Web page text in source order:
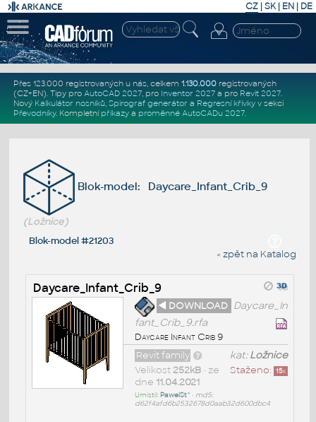
CZ | SK| EN | DE
Přes 123.000 registrovaných u nás, celkem 1.130.000registrovaných
(CZ+EN). Tipy pro AutoCAD 2027, pro Inventor 2027a pro Revit 2027.
Nový Kalkulátor nosníků, Spirograf generátor a Regresní křivkyv sekci
Převodníky. Kompletní příkazya proměnné AutoCADu 2027.
Blok-model: Daycare_Infant_Crib_9
(Ložnice)
Blok-model #21203
« zpět na Katalog
Daycare_Infant_Crib_9
◄ DOWNLOAD Daycare_In
fant_Crib_9.rfa
Daycare Infant Crib 9
kat:Ložnice
Revit family
Staženo: 15x
Velikost 252kB• ze
dne 11.04.2021
Umístil: PawelSt^ • md5:
d62f4afd6b2532678d0aab32d600dbc4